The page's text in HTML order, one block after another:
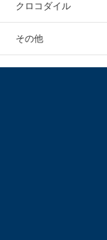
クロコダイル
その他